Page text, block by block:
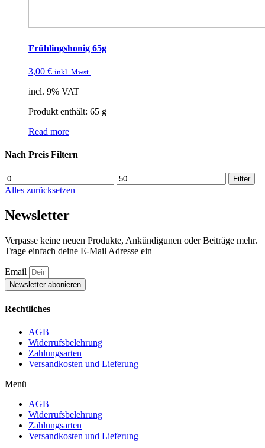
Frühlingshonig 65g
3,00 € inkl. Mwst.
incl. 9% VAT
Produkt enthält: 65 g
Read more
Nach Preis Filtern
Min
price
Max
price
Filter
Alles zurücksetzen
Newsletter
Verpasse keine neuen Produkte, Ankündigunen oder Beiträge mehr.
Trage einfach deine E-Mail Adresse ein
Email
Newsletter abonieren
Rechtliches
AGB
Widerrufsbelehrung
Zahlungsarten
Versandkosten und Lieferung
Menü
AGB
Widerrufsbelehrung
Zahlungsarten
Versandkosten und Lieferung